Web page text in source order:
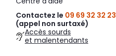
Contactez le 09 69 32 32 23
(appel non surtaxé)
Accès sourds
et malentendants